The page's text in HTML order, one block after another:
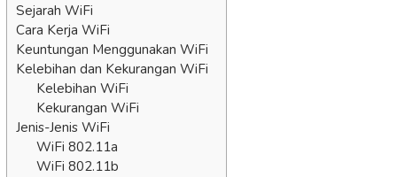
Sejarah WiFi
Cara Kerja WiFi
Keuntungan Menggunakan WiFi
Kelebihan dan Kekurangan WiFi
Kelebihan WiFi
Kekurangan WiFi
Jenis-Jenis WiFi
WiFi 802.11a
WiFi 802.11b